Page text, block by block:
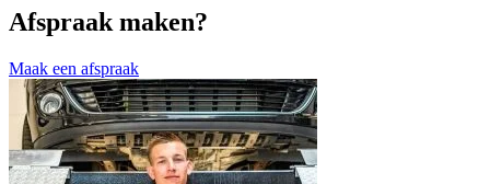
Afspraak maken?
Maak een afspraak